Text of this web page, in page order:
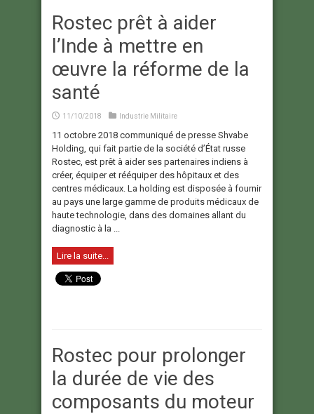
Rostec prêt à aider
l’Inde à mettre en
œuvre la réforme de la
santé
11/10/2018 Industrie Militaire
11 octobre 2018 communiqué de presse Shvabe
Holding, qui fait partie de la société d’État russe
Rostec, est prêt à aider ses partenaires indiens à
créer, équiper et rééquiper des hôpitaux et des
centres médicaux. La holding est disposée à fournir
au pays une large gamme de produits médicaux de
haute technologie, dans des domaines allant du
diagnostic à la ...
Lire la suite...
Rostec pour prolonger
la durée de vie des
composants du moteur